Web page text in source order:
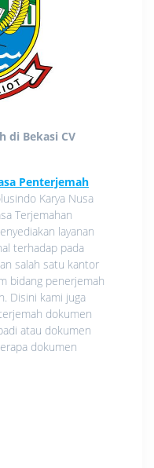
di Bekasi CV
Penterjemah
Karya Nusa
Terjemahan
layanan
terhadap pada
salah satu kantor
bidang penerjemah
Disini kami juga
dokumen
atau dokumen
dokumen